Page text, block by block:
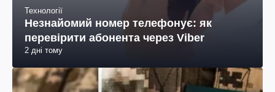
Технології
Незнайомий номер телефонує: як
перевірити абонента через Viber
2 дні тому